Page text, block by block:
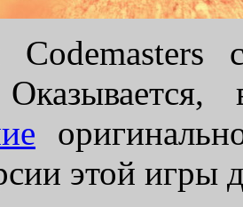
Codemasters
этой